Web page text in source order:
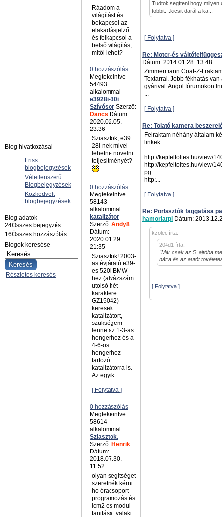
Blog hivatkozásai
Friss
blogbejegyzések
Véletlenszerű
Blogbejegyzések
Közkedvelt
blogbejegyzések
Blog adatok
24Összes bejegyzés
16Összes hozzászólás
Blogok keresése
Részletes keresés
Ráadom a
világítást és
bekapcsol az
elakadásjelző
és felkapcsol a
belső világítás,
mitől lehet?
0 hozzászólás
Megtekeintve
54493
alkalommal
e3928i-30i
Szívósor Szerző:
Dancs Dátum:
2020.02.05.
23:36
Sziasztok, e39
28i-nek mivel
lehetne növelni
teljesitményét?
0 hozzászólás
Megtekeintve
58143
alkalommal
katalizátor
Szerző: Andy8
Dátum:
2020.01.29.
21:35
Sziasztok! 2003-
as évjáratú e39-
es 520i BMW-
hez (alvázszám
utolsó hét
karaktere:
GZ15042)
keresek
katalizátort,
szükségem
lenne az 1-3-as
hengerhez és a
4-6-os
hengerhez
tartozó
katalizátorra is.
Az egyik...
[ Folytatva ]
0 hozzászólás
Megtekeintve
58614
alkalommal
Sziasztok.
Szerző: Henrik
Dátum:
2018.07.30.
11:52
olyan segitséget
szeretnék kérni
ho óracsoport
programozás és
lcm2 es modul
tanitása. valaki
Tudtok segíteni hogy milyen
többit....kicsit darál a ka...
[ Folytatva ]
Re: Motor-és
Dátum: 2014.01.28. 13:48
Zimmermann Coat-Z-t
Textarral. Jobb fékhatás
gyárival. Angol fórumokon
...
[ Folytatva ]
Re: Tolató kamera
Felraktam néhány általam
linkek:
http://kepfeltoltes.hu/view/
http://kepfeltoltes.hu/view/
pg
http:...
[ Folytatva ]
Re: Porlasztók faggatása
hamoriarpi Dátum:
kzolee írta:
204d1 írta:
"Már csak az 5. ajtóba
hátra és az autót
[ Folytatva ]